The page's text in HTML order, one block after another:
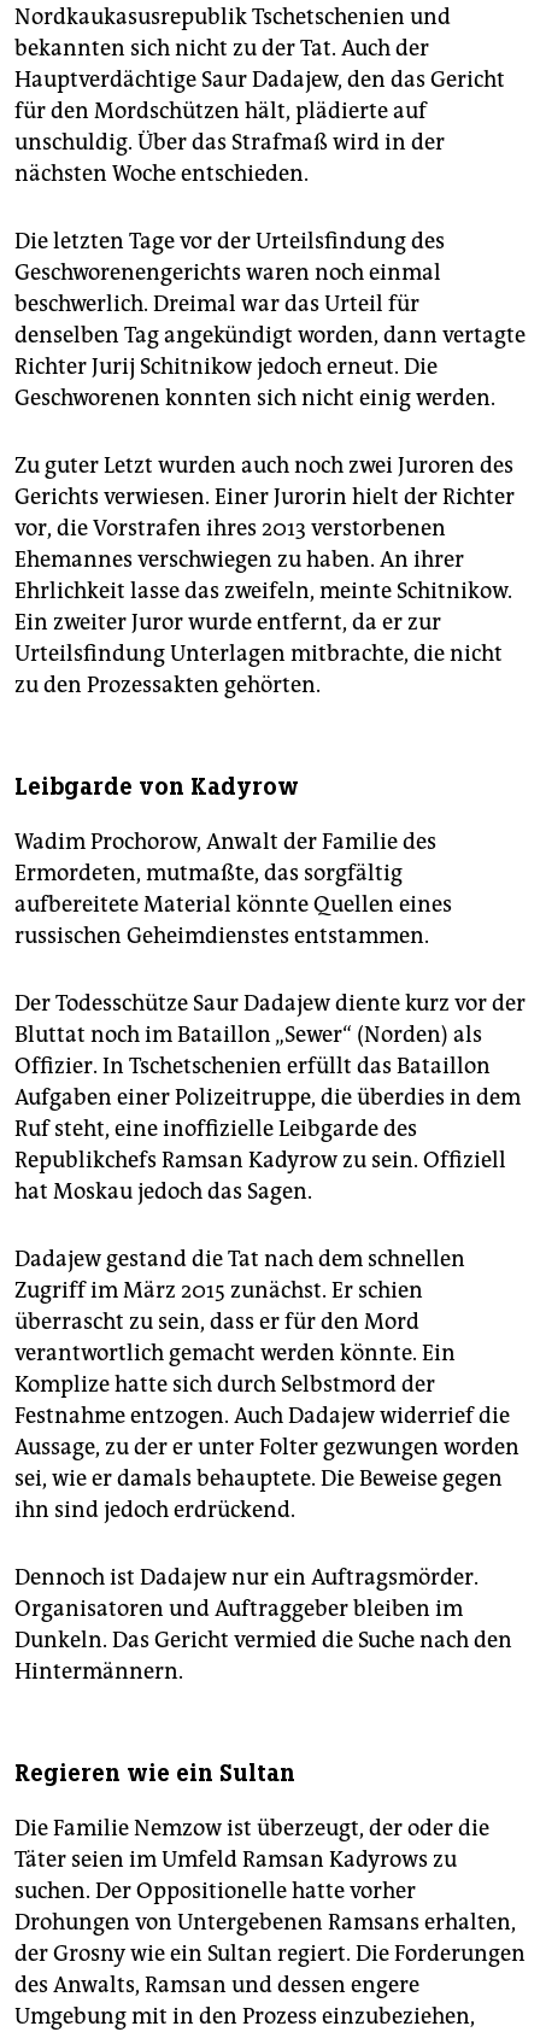
Nordkaukasusrepublik Tschetschenien und
bekannten sich nicht zu der Tat. Auch der
Hauptverdächtige Saur Dadajew, den das Gericht
für den Mordschützen hält, plädierte auf
unschuldig. Über das Strafmaß wird in der
nächsten Woche entschieden.
Die letzten Tage vor der Urteilsfindung des
Geschworenengerichts waren noch einmal
beschwerlich. Dreimal war das Urteil für
denselben Tag angekündigt worden, dann vertagte
Richter Jurij Schitnikow jedoch erneut. Die
Geschworenen konnten sich nicht einig werden.
Zu guter Letzt wurden auch noch zwei Juroren des
Gerichts verwiesen. Einer Jurorin hielt der Richter
vor, die Vorstrafen ihres 2013 verstorbenen
Ehemannes verschwiegen zu haben. An ihrer
Ehrlichkeit lasse das zweifeln, meinte Schitnikow.
Ein zweiter Juror wurde entfernt, da er zur
Urteilsfindung Unterlagen mitbrachte, die nicht
zu den Prozessakten gehörten.
Leibgarde von Kadyrow
Wadim Prochorow, Anwalt der Familie des
Ermordeten, mutmaßte, das sorgfältig
aufbereitete Material könnte Quellen eines
russischen Geheimdienstes entstammen.
Der Todesschütze Saur Dadajew diente kurz vor der
Bluttat noch im Bataillon „Sewer“ (Norden) als
Offizier. In Tschetschenien erfüllt das Bataillon
Aufgaben einer Polizeitruppe, die überdies in dem
Ruf steht, eine inoffizielle Leibgarde des
Republikchefs Ramsan Kadyrow zu sein. Offiziell
hat Moskau jedoch das Sagen.
Dadajew gestand die Tat nach dem schnellen
Zugriff im März 2015 zunächst. Er schien
überrascht zu sein, dass er für den Mord
verantwortlich gemacht werden könnte. Ein
Komplize hatte sich durch Selbstmord der
Festnahme entzogen. Auch Dadajew widerrief die
Aussage, zu der er unter Folter gezwungen worden
sei, wie er damals behauptete. Die Beweise gegen
ihn sind jedoch erdrückend.
Dennoch ist Dadajew nur ein Auftragsmörder.
Organisatoren und Auftraggeber bleiben im
Dunkeln. Das Gericht vermied die Suche nach den
Hintermännern.
Regieren wie ein Sultan
Die Familie Nemzow ist überzeugt, der oder die
Täter seien im Umfeld Ramsan Kadyrows zu
suchen. Der Oppositionelle hatte vorher
Drohungen von Untergebenen Ramsans erhalten,
der Grosny wie ein Sultan regiert. Die Forderungen
des Anwalts, Ramsan und dessen engere
Umgebung mit in den Prozess einzubeziehen,